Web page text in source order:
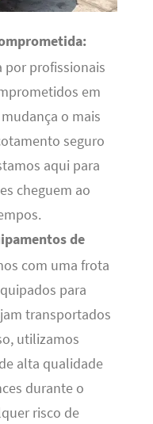
por profissionais
em
o mais
seguro
aqui para
cheguem ao
de
com uma frota
para
transportados
utilizamos
alta qualidade
durante o
risco de